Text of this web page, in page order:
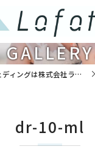
GALLERY
大阪のフォトウェディングは株式会社ラフエイト
dr-10-ml